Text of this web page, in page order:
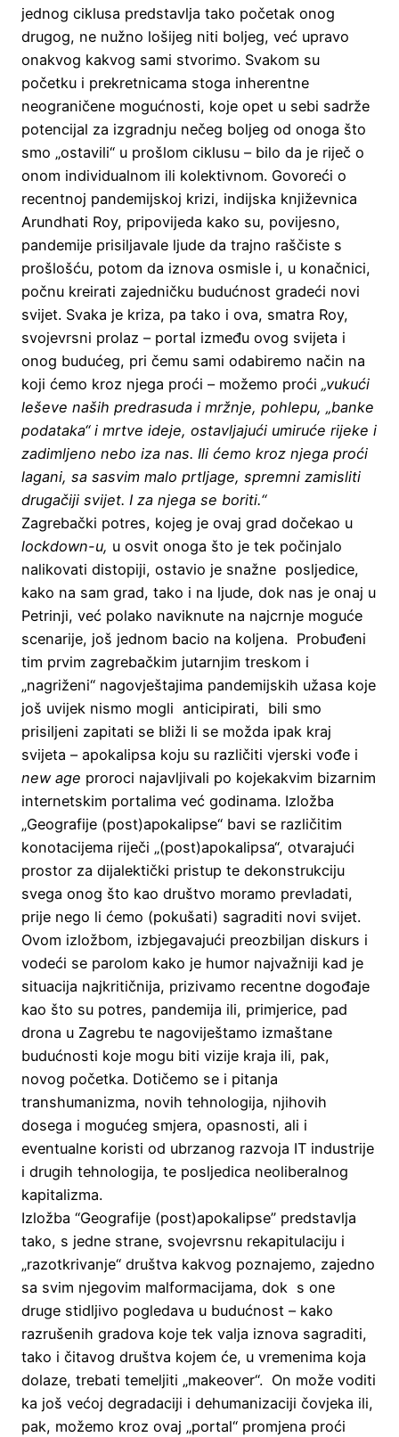
jednog ciklusa predstavlja tako početak onog
drugog, ne nužno lošijeg niti boljeg, već upravo
onakvog kakvog sami stvorimo. Svakom su
početku i prekretnicama stoga inherentne
neograničene mogućnosti, koje opet u sebi sadrže
potencijal za izgradnju nečeg boljeg od onoga što
smo „ostavili“ u prošlom ciklusu – bilo da je riječ o
onom individualnom ili kolektivnom. Govoreći o
recentnoj pandemijskoj krizi, indijska književnica
Arundhati Roy, pripovijeda kako su, povijesno,
pandemije prisiljavale ljude da trajno raščiste s
prošlošću, potom da iznova osmisle i, u konačnici,
počnu kreirati zajedničku budućnost gradeći novi
svijet. Svaka je kriza, pa tako i ova, smatra Roy,
svojevrsni prolaz – portal između ovog svijeta i
onog budućeg, pri čemu sami odabiremo način na
koji ćemo kroz njega proći – možemo proći„vukući
leševe naših predrasuda i mržnje, pohlepu, „banke
podataka“ i mrtve ideje, ostavljajući umiruće rijeke i
zadimljeno nebo iza nas. Ili ćemo kroz njega proći
lagani, sa sasvim malo prtljage, spremni zamisliti
drugačiji svijet. I za njega se boriti.“
Zagrebački potres, kojeg je ovaj grad dočekao u
lockdown-u, u osvit onoga što je tek počinjalo
nalikovati distopiji, ostavio je snažne posljedice,
kako na sam grad, tako i na ljude, dok nas je onaj u
Petrinji, već polako naviknute na najcrnje moguće
scenarije, još jednom bacio na koljena. Probuđeni
tim prvim zagrebačkim jutarnjim treskom i
„nagriženi“ nagovještajima pandemijskih užasa koje
još uvijek nismo mogli anticipirati, bili smo
prisiljeni zapitati se bliži li se možda ipak kraj
svijeta – apokalipsa koju su različiti vjerski vođe i
new age proroci najavljivali po kojekakvim bizarnim
internetskim portalima već godinama. Izložba
„Geografije (post)apokalipse“ bavi se različitim
konotacijema riječi „(post)apokalipsa“, otvarajući
prostor za dijalektički pristup te dekonstrukciju
svega onog što kao društvo moramo prevladati,
prije nego li ćemo (pokušati) sagraditi novi svijet.
Ovom izložbom, izbjegavajući preozbiljan diskurs i
vodeći se parolom kako je humor najvažniji kad je
situacija najkritičnija, prizivamo recentne dogođaje
kao što su potres, pandemija ili, primjerice, pad
drona u Zagrebu te nagoviještamo izmaštane
budućnosti koje mogu biti vizije kraja ili, pak,
novog početka. Dotičemo se i pitanja
transhumanizma, novih tehnologija, njihovih
dosega i mogućeg smjera, opasnosti, ali i
eventualne koristi od ubrzanog razvoja IT industrije
i drugih tehnologija, te posljedica neoliberalnog
kapitalizma.
Izložba “Geografije (post)apokalipse” predstavlja
tako, s jedne strane, svojevrsnu rekapitulaciju i
„razotkrivanje“ društva kakvog poznajemo, zajedno
sa svim njegovim malformacijama, dok s one
druge stidljivo pogledava u budućnost – kako
razrušenih gradova koje tek valja iznova sagraditi,
tako i čitavog društva kojem će, u vremenima koja
dolaze, trebati temeljiti „makeover“. On može voditi
ka još većoj degradaciji i dehumanizaciji čovjeka ili,
pak, možemo kroz ovaj „portal“ promjena proći